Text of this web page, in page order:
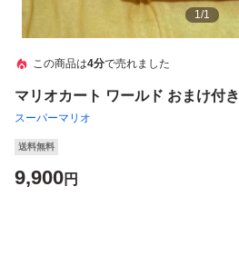
1/1
この商品は4分で売れました
マリオカート ワールド おまけ付き
スーパーマリオ
送料無料
9,900円